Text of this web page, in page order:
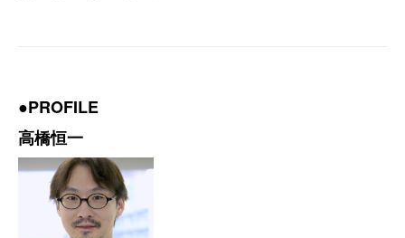
●PROFILE
高橋恒一